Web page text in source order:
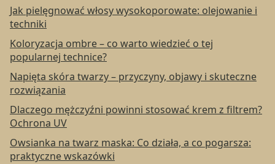
Jak pielęgnować włosy wysokoporowate: olejowanie i
techniki
Koloryzacja ombre – co warto wiedzieć o tej
popularnej technice?
Napięta skóra twarzy – przyczyny, objawy i skuteczne
rozwiązania
Dlaczego mężczyźni powinni stosować krem z filtrem?
Ochrona UV
Owsianka na twarz maska: Co działa, a co pogarsza:
praktyczne wskazówki